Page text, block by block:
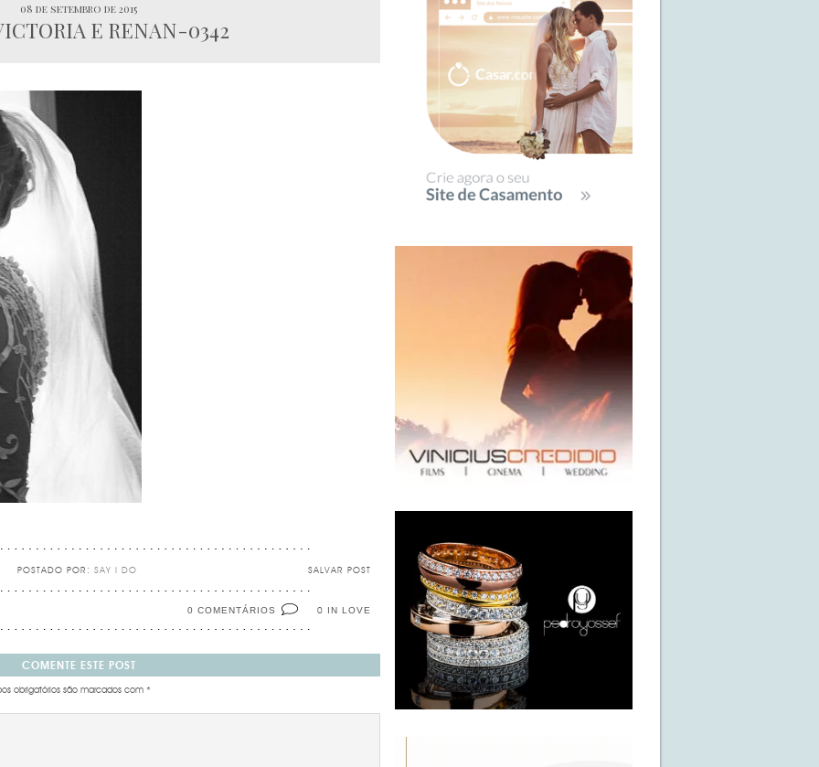
08 de setembro de 2015
E RENAN-0342
SALVAR POST
POSTADO POR: SAY I DO
0 IN LOVE
0 COMENTÁRIOS
COMENTE ESTE POST
obrigatórios são marcados com *